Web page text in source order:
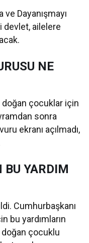
ve Dayanışmayı
devlet, ailelere
NE
doğan çocuklar için
sonra
ekranı açılmadı,
BU YARDIM
Cumhurbaşkanı
bu yardımların
doğan çocuklu